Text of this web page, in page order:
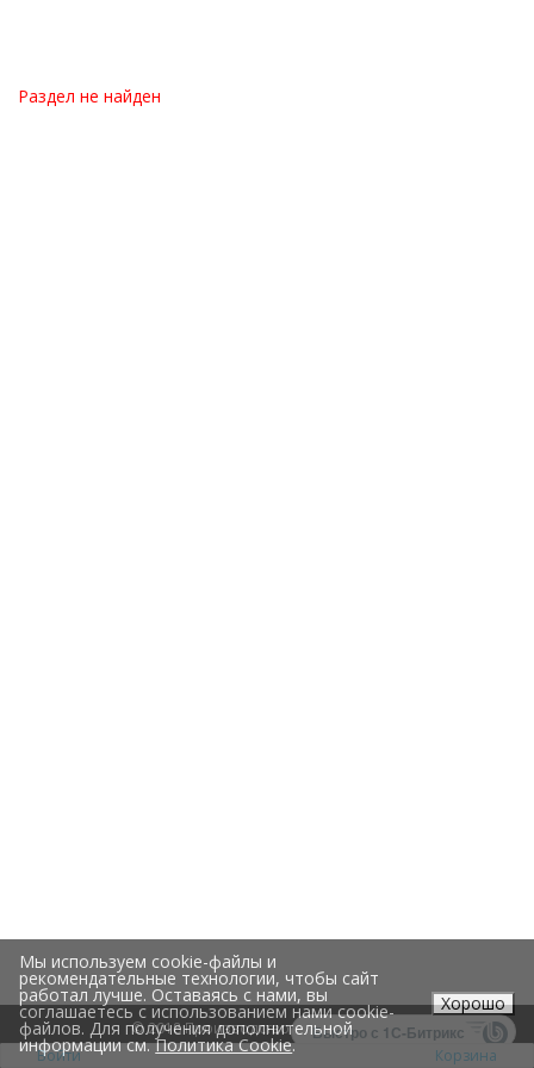
Войти Корзина
Раздел не найден
© 2018 Производство и доставка еды
Быстро с 1С-Битрикс
Мы используем cookie-файлы и
рекомендательные технологии, чтобы сайт
работал лучше. Оставаясь с нами, вы
соглашаетесь с использованием нами cookie-
файлов. Для получения дополнительной
информации см.Политика Cookie.
Хорошо